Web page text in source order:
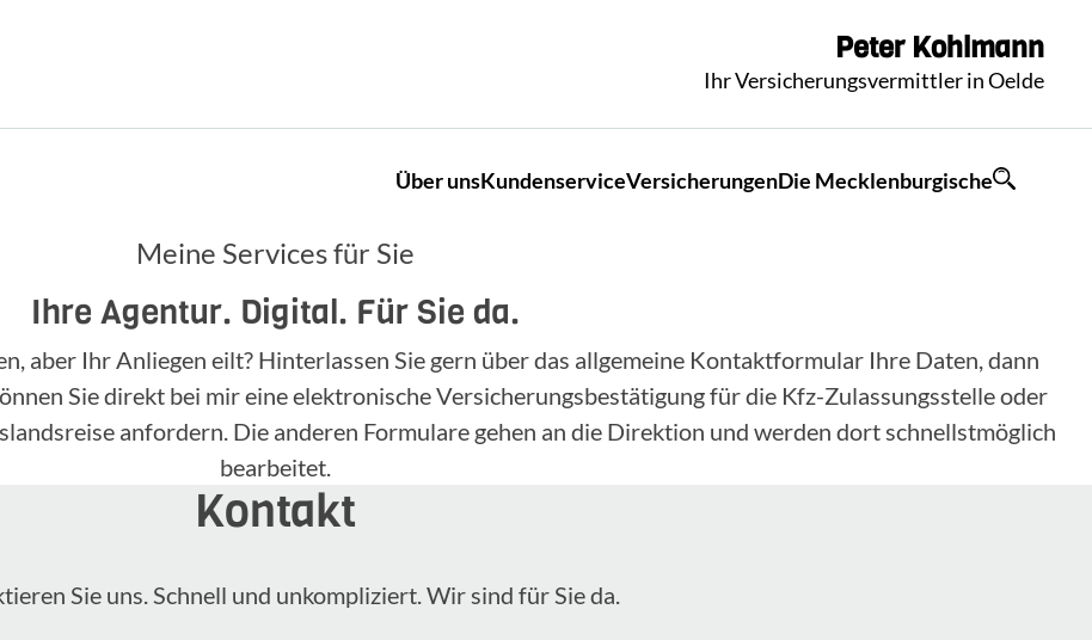
Peter Kohlmann
Ihr Versicherungsvermittler in Oelde
Über unsKundenserviceVersicherungenDie Mecklenburgische
Meine Services für Sie
Ihre Agentur. Digital. Für Sie da.
aber Ihr Anliegen eilt? Hinterlassen Sie gern über das allgemeine Kontaktformular Ihre Daten, dann
Sie direkt bei mir eine elektronische Versicherungsbestätigung für die Kfz-Zulassungsstelle oder
anfordern. Die anderen Formulare gehen an die Direktion und werden dort schnellstmöglich
bearbeitet.
Kontakt
Sie uns. Schnell und unkom­pli­ziert. Wir sind für Sie da.